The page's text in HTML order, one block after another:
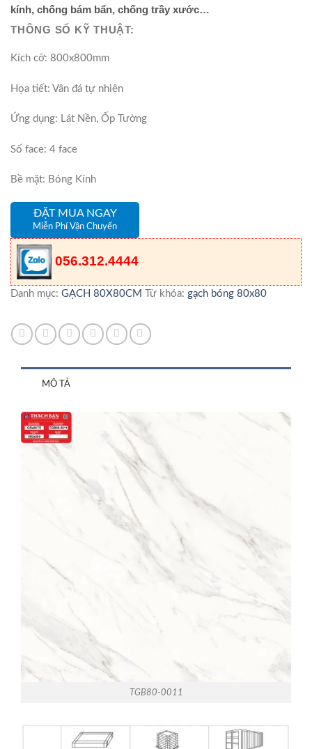
kính, chống bám bẩn, chống trầy xước…
THÔNG SỐ KỸ THUẬT:
Kích cỡ: 800x800mm
Họa tiết: Vân đá tự nhiên
Ứng dụng: Lát Nền, Ốp Tường
Số face: 4 face
Bề mặt: Bóng Kính
ĐẶT MUA NGAY
Miễn Phí Vận Chuyển
056.312.4444
Danh mục: GẠCH 80X80CM Từ khóa: gạch bóng 80x80
MÔ TẢ
TGB80-0011